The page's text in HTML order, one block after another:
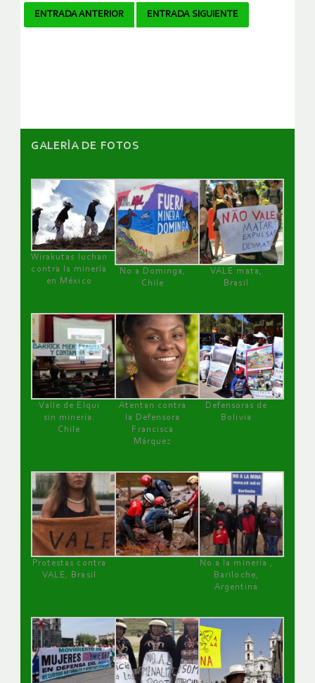
Navegador
ENTRADA ANTERIOR ENTRADA SIGUIENTE
GALERÌA DE FOTOS
Wirakutas luchan
contra la minería
en México
No a Dominga,
Chile
VALE mata,
Brasil
Valle de Elqui
sin minería.
Chile
Atentan contra
la Defensora
Francisca
Márquez
Defensoras de
Bolivia
Protestas contra
VALE, Brasil
No a la minería ,
Bariloche,
Argentina